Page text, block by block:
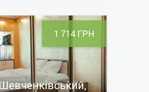
1 714 ГРН